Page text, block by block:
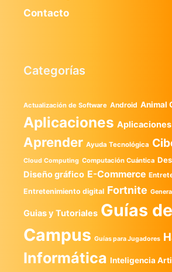
Contacto
Categorías
Actualización de Software Android Animal
Aplicaciones
Aprender Ayuda Tecnológica
Cloud Computing Computación Cuántica
Diseño gráfico E-Commerce
Entretenimiento digital Fortnite
Guias y Tutoriales Guías
Campus Guías para Jugadores
Informática Inteligencia